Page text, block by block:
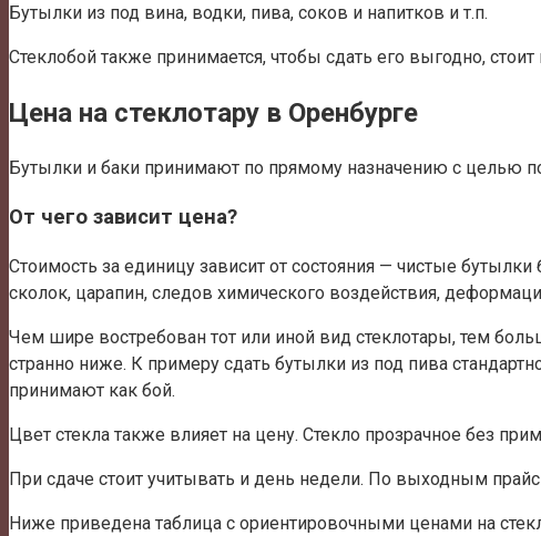
Бутылки из под вина, водки, пива, соков и напитков и т.п.
Стеклобой также принимается, чтобы сдать его выгодно,
Цена на стеклотару в Оренбурге
Бутылки и баки принимают по прямому назначению с целью
От чего зависит цена?
Стоимость за единицу зависит от состояния — чистые
сколок, царапин, следов химического воздействия,
Чем шире востребован тот или иной вид стеклотары, тем
странно ниже. К примеру сдать бутылки из под пива
принимают как бой.
Цвет стекла также влияет на цену. Стекло прозрачное без
При сдаче стоит учитывать и день недели. По выходным
Ниже приведена таблица с ориентировочными ценами на